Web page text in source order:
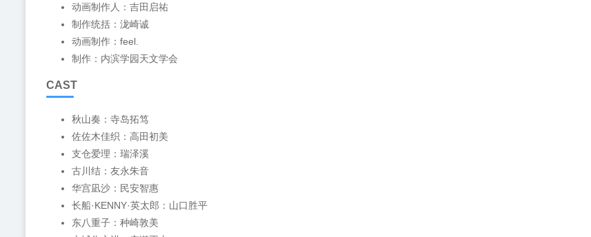
动画制作人：吉田启祐
制作统括：泷崎诚
动画制作：feel.
制作：内滨学园天文学会
CAST
秋山奏：寺岛拓笃
佐佐木佳织：高田初美
支仓爱理：瑞泽溪
古川结：友永朱音
华宫凪沙：民安智惠
长船·KENNY·英太郎：山口胜平
东八重子：种崎敦美